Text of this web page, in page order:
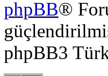
phpBB®
phpBB3